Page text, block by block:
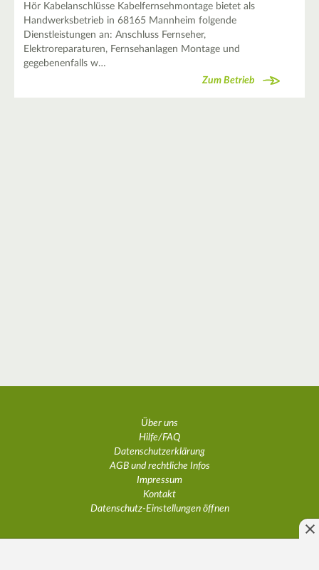
Hör Kabelanschlüsse Kabelfernsehmontage bietet als
Handwerksbetrieb in 68165 Mannheim folgende
Dienstleistungen an: Anschluss Fernseher,
Elektroreparaturen, Fernsehanlagen Montage und
gegebenenfalls w…
Zum Betrieb
Über uns
Hilfe/FAQ
Datenschutzerklärung
AGB und rechtliche Infos
Impressum
Kontakt
Datenschutz-Einstellungen öffnen